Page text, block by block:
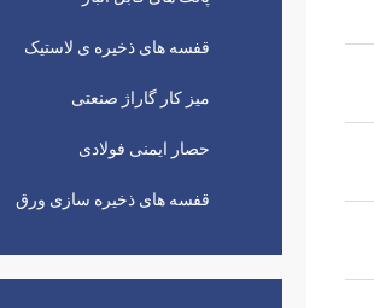
قفسه های ذخیره ی لاستیک
میز کار گاراژ صنعتی
حصار ایمنی فولادی
قفسه های ذخیره سازی ورق